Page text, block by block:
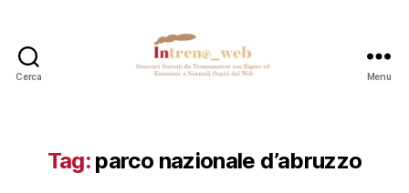
Cerca Menu
Tag: parco nazionale d’abruzzo